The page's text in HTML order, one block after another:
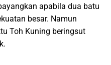
apabila dua batu
besar. Namun
Toh Kuning beringsut